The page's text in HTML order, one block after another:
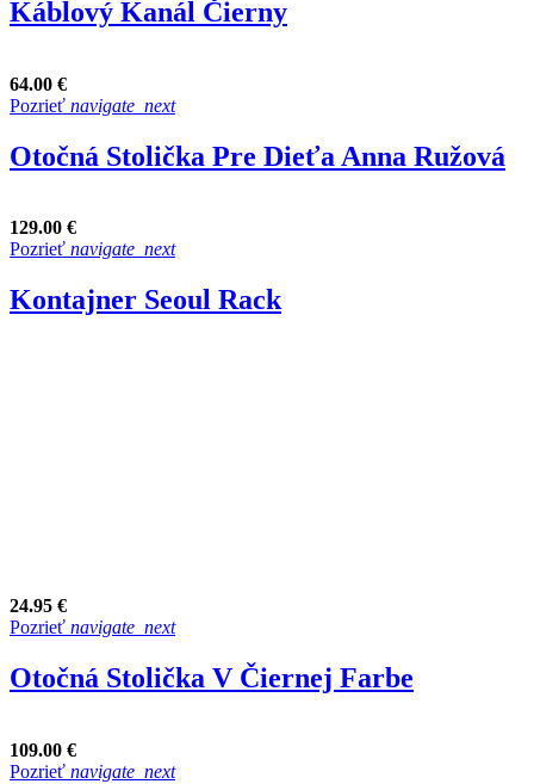
Káblový Kanál Čierny
64.00 €
Pozrieť navigate_next
Otočná Stolička Pre Dieťa Anna Ružová
129.00 €
Pozrieť navigate_next
Kontajner Seoul Rack
24.95 €
Pozrieť navigate_next
Otočná Stolička V Čiernej Farbe
109.00 €
Pozrieť navigate_next